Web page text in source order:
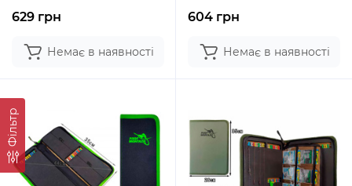
Фільтр
629 грн
Немає в наявності
604 грн
Немає в наявності